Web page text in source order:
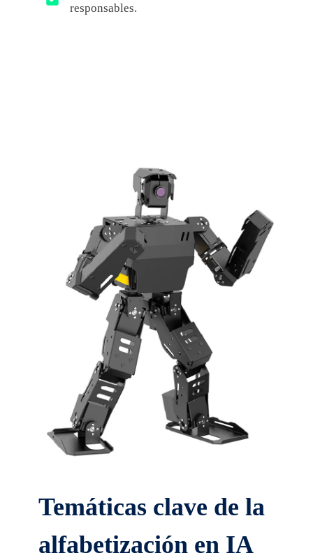
responsables.
Temáticas clave de la
alfabetización en IA